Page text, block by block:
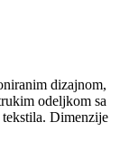
dizajnom,
odeljkom sa
Dimenzije